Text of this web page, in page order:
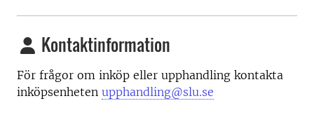
Kontaktinformation
För frågor om inköp eller upphandling kontakta
inköpsenheten upphandling@slu.se